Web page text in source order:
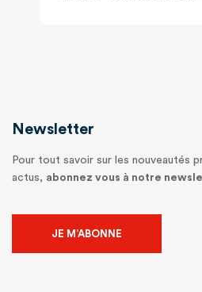
Newsletter
Pour tout savoir sur les nouveautés
actus, abonnez vous à notre
JE M’ABONNE